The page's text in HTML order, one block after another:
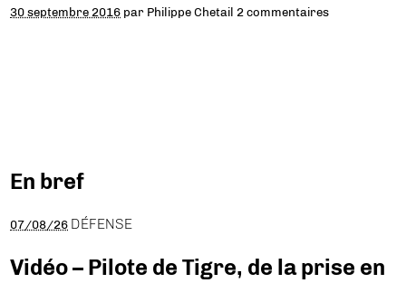
30 septembre 2016 par Philippe Chetail 2 commentaires
En bref
07/08/26 DÉFENSE
Vidéo – Pilote de Tigre, de la prise en